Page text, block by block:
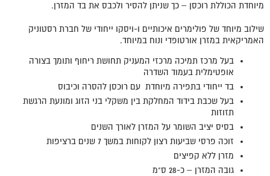
מיוחדת הכוללת רוכסן – כך שניתן להסיר ולכבס את בד המזרן.
שילוב מיוחד של פולימרים איכותיים ו-ויסקו ייחודי של חברת רסטוניק
האמריקאית במזרן אורטופדי ונוח במיוחד.
בעל מרכז תמיכה מרכזי המעניק תחושת ריחוף ותומך בצורה
אופטימלית בעמוד השדרה
בד ייחודי בתפירה מיוחדת עם רוכסן להסרה וכיבוס
בעל שכבת בידוד המחלקת בין משקלי בני הזוג ומונעת הרגשת
תזוזות
בסיס יציב השומר על המזרן לאורך השנים
זוכה פרסי שביעות רצון לקוחות במשך 7 שנים ברציפות
מזרן ללא קפיצים
גובה המזרן – כ-28 ס"מ